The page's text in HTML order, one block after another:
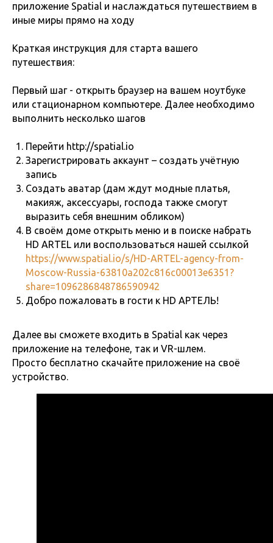
приложение Spatial и наслаждаться путешествием в
иные миры прямо на ходу
Краткая инструкция для старта вашего
путешествия:
Первый шаг - открыть браузер на вашем ноутбуке
или стационарном компьютере. Далее необходимо
выполнить несколько шагов
Перейти http://spatial.io
Зарегистрировать аккаунт – создать учётную
запись
Создать аватар (дам ждут модные платья,
макияж, аксессуары, господа также смогут
выразить себя внешним обликом)
В своём доме открыть меню и в поиске набрать
HD ARTEL или воспользоваться нашей ссылкой
https://www.spatial.io/s/HD-ARTEL-agency-from-
Moscow-Russia-63810a202c816c00013e6351?
share=1096286848786590942
Добро пожаловать в гости к HD АРТЕЛЬ!
Далее вы сможете входить в Spatial как через
приложение на телефоне, так и VR-шлем.
Просто бесплатно скачайте приложение на своё
устройство.